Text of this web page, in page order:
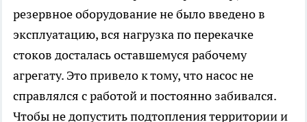
резервное оборудование не было введено в
эксплуатацию, вся нагрузка по перекачке
стоков досталась оставшемуся рабочему
агрегату. Это привело к тому, что насос не
справлялся с работой и постоянно забивался.
Чтобы не допустить подтопления территории и